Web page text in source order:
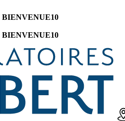
BIENVENUE10
BIENVENUE10